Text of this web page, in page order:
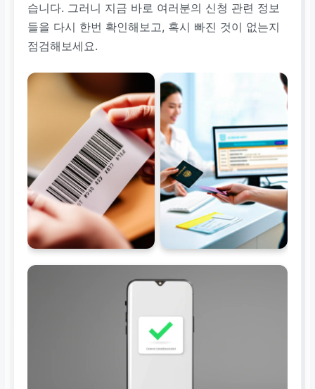
습니다. 그러니 지금 바로 여러분의 신청 관련 정보
들을 다시 한번 확인해보고, 혹시 빠진 것이 없는지
점검해보세요.